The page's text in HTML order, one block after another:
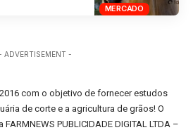
MERCADO
ADVERTISEMENT -
com o objetivo de fornecer estudos
de corte e a agricultura de grãos! O
PUBLICIDADE DIGITAL LTDA –